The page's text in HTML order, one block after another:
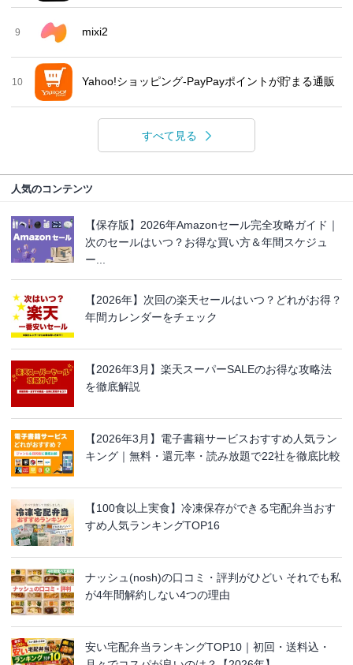
9 mixi2
10 Yahoo!ショッピング-PayPayポイントが貯まる通販
すべて見る
人気のコンテンツ
【保存版】2026年Amazonセール完全攻略ガイド｜
次のセールはいつ？お得な買い方＆年間スケジュ
ー...
【2026年】次回の楽天セールはいつ？どれがお得？
年間カレンダーをチェック
【2026年3月】楽天スーパーSALEのお得な攻略法
を徹底解説
【2026年3月】電子書籍サービスおすすめ人気ラン
キング｜無料・還元率・読み放題で22社を徹底比較
【100食以上実食】冷凍保存ができる宅配弁当おす
すめ人気ランキングTOP16
ナッシュ(nosh)の口コミ・評判がひどい それでも私
が4年間解約しない4つの理由
安い宅配弁当ランキングTOP10｜初回・送料込・